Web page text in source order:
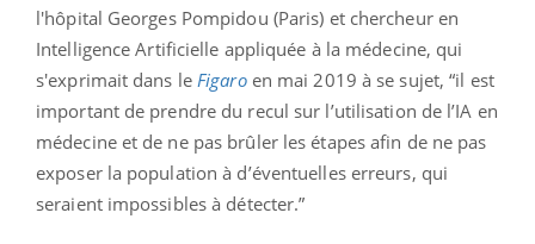
l'hôpital Georges Pompidou (Paris) et chercheur en
Intelligence Artificielle appliquée à la médecine, qui
s'exprimait dans le Figaroen mai 2019 à se sujet, “il est
important de prendre du recul sur l’utilisation de l’IA en
médecine et de ne pas brûler les étapes afin de ne pas
exposer la population à d’éventuelles erreurs, qui
seraient impossibles à détecter.”